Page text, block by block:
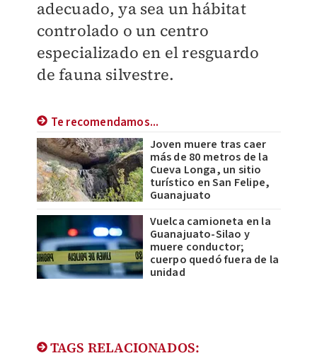
adecuado, ya sea un hábitat
controlado o un centro
especializado en el resguardo
de fauna silvestre.
Te recomendamos...
Joven muere tras caer
más de 80 metros de la
Cueva Longa, un sitio
turístico en San Felipe,
Guanajuato
Vuelca camioneta en la
Guanajuato-Silao y
muere conductor;
cuerpo quedó fuera de la
unidad
TAGS RELACIONADOS: